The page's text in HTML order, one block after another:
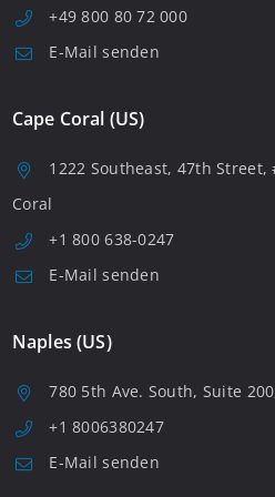
+49 800 80 72 000
E-Mail senden
Cape Coral (US)
1222 Southeast, 47th Street,
Coral
+1 800 638-0247
E-Mail senden
Naples (US)
780 5th Ave. South, Suite
+1 8006380247
E-Mail senden